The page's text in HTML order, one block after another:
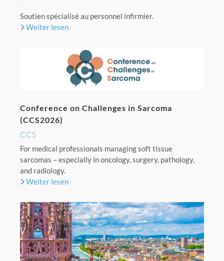
Soutien spécialisé au personnel infirmier.
Weiter lesen
Conference on Challenges in Sarcoma
(CCS2026)
CCS
For medical professionals managing soft tissue
sarcomas – especially in oncology, surgery, pathology,
and radiology.
Weiter lesen